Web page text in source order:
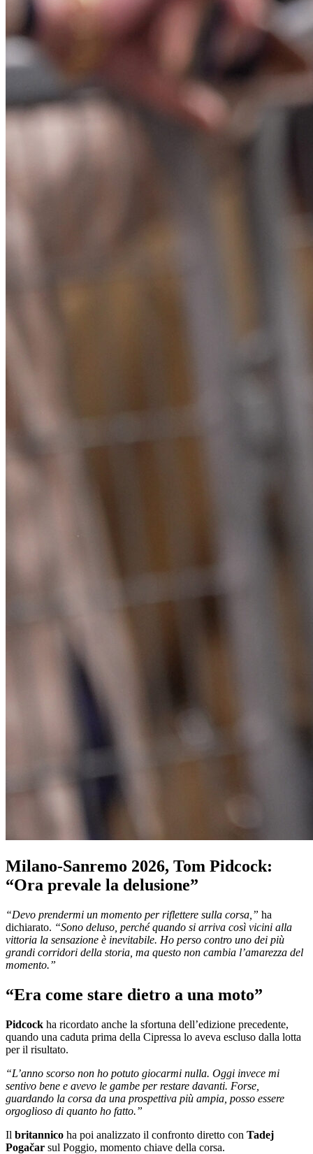
Milano-Sanremo 2026, Tom Pidcock:
“Ora prevale la delusione”
“Devo prendermi un momento per riflettere sulla corsa,” ha
dichiarato. “Sono deluso, perché quando si arriva così vicini alla
vittoria la sensazione è inevitabile. Ho perso contro uno dei più
grandi corridori della storia, ma questo non cambia l’amarezza del
momento.”
“Era come stare dietro a una moto”
Pidcock ha ricordato anche la sfortuna dell’edizione precedente,
quando una caduta prima della Cipressa lo aveva escluso dalla lotta
per il risultato.
“L’anno scorso non ho potuto giocarmi nulla. Oggi invece mi
sentivo bene e avevo le gambe per restare davanti. Forse,
guardando la corsa da una prospettiva più ampia, posso essere
orgoglioso di quanto ho fatto.”
Il britannico ha poi analizzato il confronto diretto con Tadej
Pogačar sul Poggio, momento chiave della corsa.